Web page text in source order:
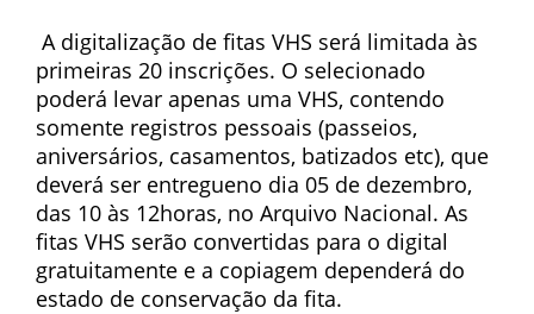
A digitalização de fitas VHS será limitada às
primeiras 20 inscrições. O selecionado
poderá levar apenas uma VHS, contendo
somente registros pessoais (passeios,
aniversários, casamentos, batizados etc), que
deverá ser entregueno dia 05 de dezembro,
das 10 às 12horas, no Arquivo Nacional. As
fitas VHS serão convertidas para o digital
gratuitamente e a copiagem dependerá do
estado de conservação da fita.